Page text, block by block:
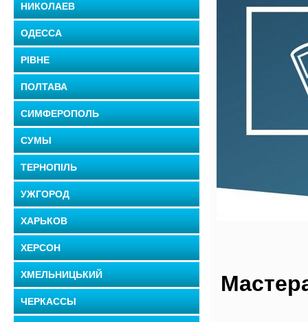
НИКОЛАЕВ
ОДЕССА
РІВНЕ
ПОЛТАВА
СИМФЕРОПОЛЬ
СУМЫ
ТЕРНОПІЛЬ
УЖГОРОД
ХАРЬКОВ
ХЕРСОН
ХМЕЛЬНИЦЬКИЙ
ЧЕРКАССЫ